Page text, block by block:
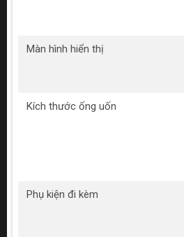
Màn hình hiển thị
Kích thước ống uốn
Phụ kiện đi kèm